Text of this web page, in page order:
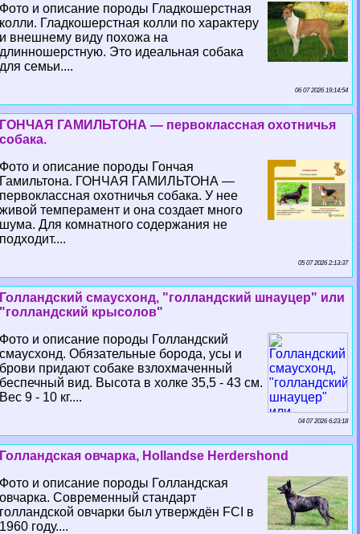
Фото и описание породы Гладкошерстная
колли. Гладкошерстная колли по хаpaктеру
и внешнему виду похожа на
длинношерстную. Это идеальная собака
для семьи....
06 07 2026 19:14:54
ГОНЧАЯ ГАМИЛЬТОНА — первоклассная охотничья
собака.
Фото и описание породы Гончая
Гамильтона. ГОНЧАЯ ГАМИЛЬТОНА —
первоклассная охотничья собака. У нее
живой темперамент и она создает много
шума. Для комнатного содержания не
подходит....
05 07 2026 2:13:37
Голландский смаусхонд, "голландский шнауцер" или
"голландский крысолов"
Фото и описание породы Голландский
смаусхонд. Обязательные борода, усы и
брови придают собаке взлохмаченный
беспечный вид. Высота в холке 35,5 - 43 см.
Вес 9 - 10 кг....
04 07 2026 6:23:18
Голландская овчарка, Hollandse Herdershond
Фото и описание породы Голландская
овчарка. Современный стандарт
голландской овчарки был утверждён FCI в
1960 году....